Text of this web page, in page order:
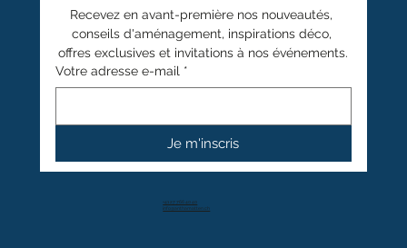
+41 27 766 40 40
info@anthamatten.ch
Recevez en avant-première nos nouveautés,
conseils d'aménagement, inspirations déco,
offres exclusives et invitations à nos événements.
Votre adresse e-mail *
Je m'inscris